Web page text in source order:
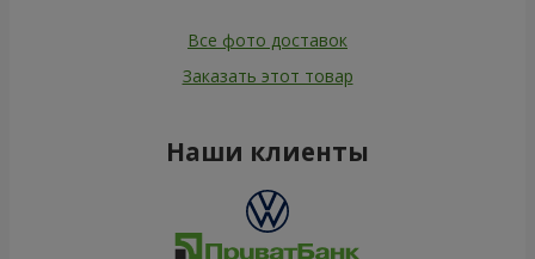
Все фото доставок
Заказать этот товар
Наши клиенты